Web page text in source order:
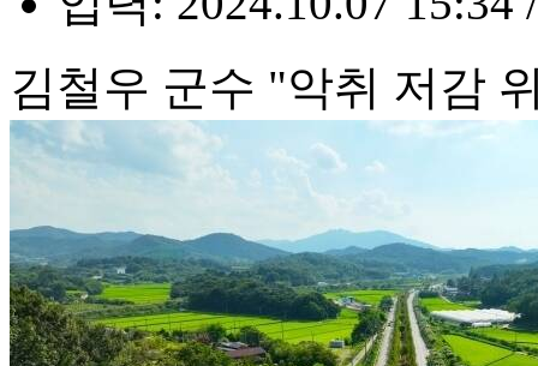
김철우 군수 "악취 저감